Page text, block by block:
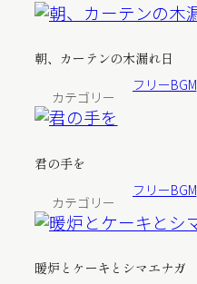
朝、カーテンの木漏れ日
カテゴリー
フリーBGM
君の手を
カテゴリー
フリーBGM
暖炉とケーキとシマエナガ